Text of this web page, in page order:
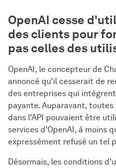
OpenAI cesse
des clients pour
pas celles des
OpenAI, le concepteur de
annoncé qu'il cesserait de
des entreprises qui
payante. Auparavant,
dans l'API pouvaient être
services d'OpenAI, à moins
expressément refusé un tel
Désormais, les conditions